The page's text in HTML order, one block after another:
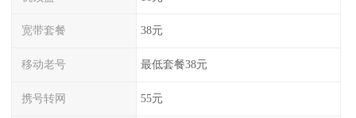
宽带套餐 38元
移动老号 最低套餐38元
携号转网 55元